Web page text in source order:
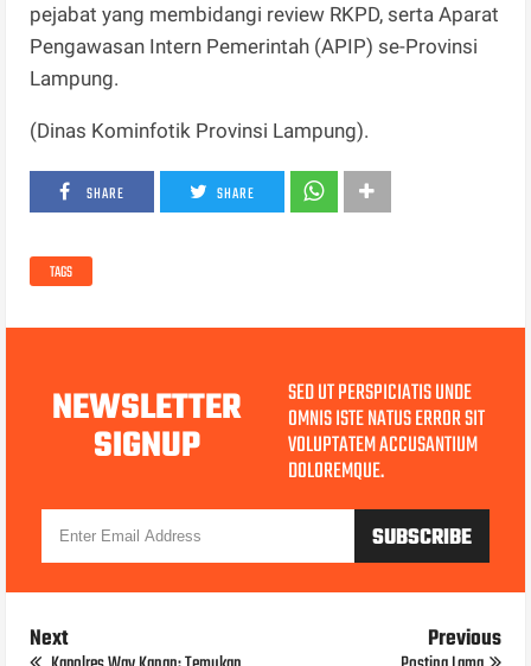
pejabat yang membidangi review RKPD, serta Aparat
Pengawasan Intern Pemerintah (APIP) se-Provinsi
Lampung.
(Dinas Kominfotik Provinsi Lampung).
SHARE SHARE
TAGS
NEWSLETTER
SIGNUP
SED UT PERSPICIATIS UNDE
OMNIS ISTE NATUS ERROR SIT
VOLUPTATEM ACCUSANTIUM
DOLOREMQUE.
Next Previous